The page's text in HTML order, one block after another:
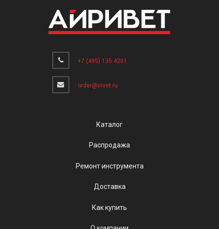
+7 (495) 135 4201
order@irivet.ru
Каталог
Распродажа
Ремонт инструмента
Доставка
Как купить